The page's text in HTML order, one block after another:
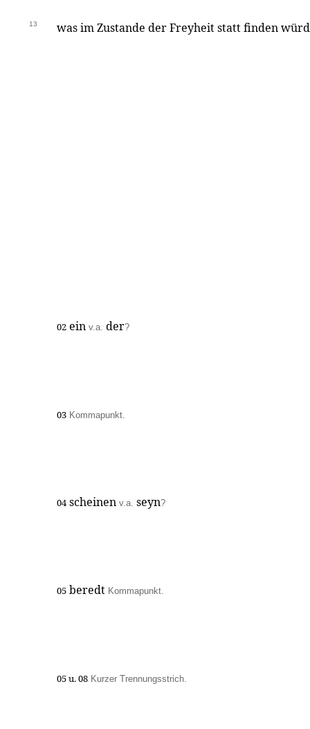
13 was im Zustande der Freyheit statt finden
02 ein v.a. der?
03 Kommapunkt.
04 scheinen v.a. seyn?
05 beredt Kommapunkt.
05 u. 08 Kurzer Trennungsstrich.